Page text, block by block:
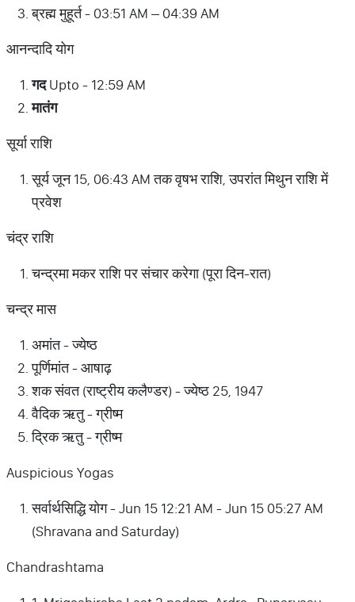
ब्रह्म मुहूर्त - 03:51 AM – 04:39 AM
आनन्दादि योग
गदUpto - 12:59 AM
मातंग
सूर्या राशि
सूर्य जून 15, 06:43 AM तक वृषभ राशि, उपरांत मिथुन राशि में
प्रवेश
चंद्र राशि
चन्द्रमा मकर राशि पर संचार करेगा (पूरा दिन-रात)
चन्द्र मास
अमांत - ज्येष्ठ
पूर्णिमांत - आषाढ़
शक संवत (राष्ट्रीय कलैण्डर) - ज्येष्ठ 25, 1947
वैदिक ऋतु - ग्रीष्म
द्रिक ऋतु - ग्रीष्म
Auspicious Yogas
सर्वार्थसिद्धि योग - Jun 15 12:21 AM - Jun 15 05:27 AM
(Shravana and Saturday)
Chandrashtama